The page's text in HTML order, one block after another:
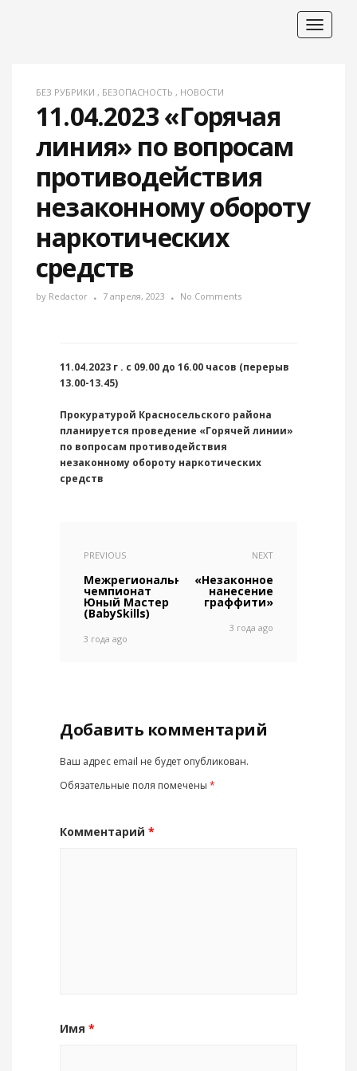
Toggle
БЕЗ РУБРИКИ , БЕЗОПАСНОСТЬ , НОВОСТИ
11.04.2023 «Горячая
линия» по вопросам
противодействия
незаконному обороту
наркотических
средств
by Redactor 7 апреля, 2023 No Comments
11.04.2023 г . с 09.00 до 16.00 часов (перерыв
13.00-13.45)
Прокуратурой Красносельского района
планируется проведение «Горячей линии»
по вопросам противодействия
незаконному обороту наркотических
средств
PREVIOUS
Межрегиональный
чемпионат
Юный Мастер
(BabySkills)
3 года ago
NEXT
«Незаконное
нанесение
граффити»
3 года ago
Добавить комментарий
Ваш адрес email не будет опубликован.
Обязательные поля помечены *
Комментарий *
Имя *